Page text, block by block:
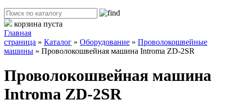
корзина пуста
Главная
страница » Каталог » Оборудование » Проволокошвейные
машины » Проволокошвейная машина Introma ZD-2SR
Проволокошвейная машина
Introma ZD-2SR